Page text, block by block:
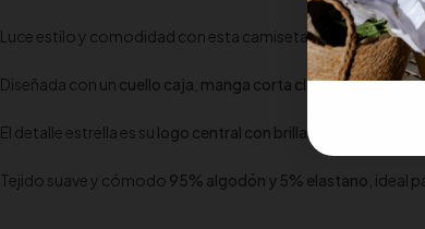
Luce estilo y comodidad con esta camiseta clásica de la
Diseñada con un cuello caja manga corta clásicaybajo
El detalle estrella es su logo central con brillantes dorados
Tejido suave y cómodo 95% algodón y 5% elastano , ideal